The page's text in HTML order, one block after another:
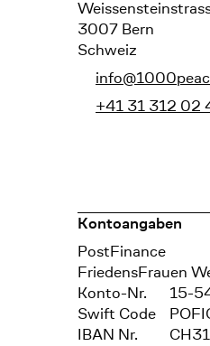
3007 Bern
Schweiz
+41 31 312 02
Kontoangaben
Bank
PostFinance
Recipient
FriedensFrauen
Konto-Nr.
15-
Swift Code
IBAN Nr.